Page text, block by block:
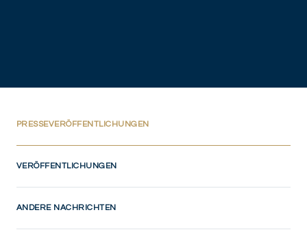
PRESSEVERÖFFENTLICHUNGEN(CURRENT)
VERÖFFENTLICHUNGEN
ANDERE NACHRICHTEN